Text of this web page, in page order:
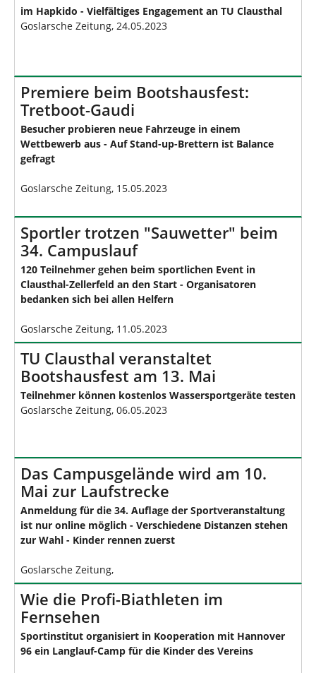
im Hapkido - Vielfältiges Engagement an TU Clausthal
Goslarsche Zeitung, 24.05.2023
Premiere beim Bootshausfest:
Tretboot-Gaudi
Besucher probieren neue Fahrzeuge in einem
Wettbewerb aus - Auf Stand-up-Brettern ist Balance
gefragt
Goslarsche Zeitung, 15.05.2023
Sportler trotzen "Sauwetter" beim
34. Campuslauf
120 Teilnehmer gehen beim sportlichen Event in
Clausthal-Zellerfeld an den Start - Organisatoren
bedanken sich bei allen Helfern
Goslarsche Zeitung, 11.05.2023
TU Clausthal veranstaltet
Bootshausfest am 13. Mai
Teilnehmer können kostenlos Wassersportgeräte testen
Goslarsche Zeitung, 06.05.2023
Das Campusgelände wird am 10.
Mai zur Laufstrecke
Anmeldung für die 34. Auflage der Sportveranstaltung
ist nur online möglich - Verschiedene Distanzen stehen
zur Wahl - Kinder rennen zuerst
Goslarsche Zeitung,
Wie die Profi-Biathleten im
Fernsehen
Sportinstitut organisiert in Kooperation mit Hannover
96 ein Langlauf-Camp für die Kinder des Vereins